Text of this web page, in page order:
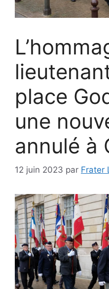
place
une
annulé à
12 juin 2023 par Frater